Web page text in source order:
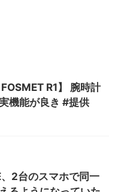
FOSMET R1】 腕時計
機能が良き #提供
2台のスマホで同一